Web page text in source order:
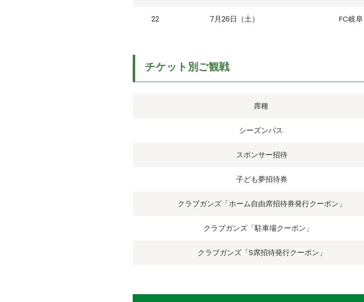
22 7月26日（土） FC岐阜
チケット別ご観戦
席種
シーズンパス
スポンサー招待
子ども夢招待券
クラブガンズ「ホーム自由席招待券発行クーポン」
クラブガンズ「駐車場クーポン」
クラブガンズ「S席招待発行クーポン」